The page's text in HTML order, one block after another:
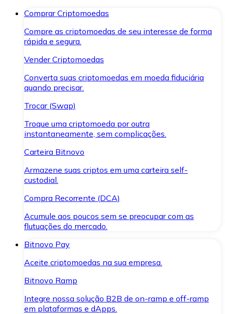
Comprar Criptomoedas
Compre as criptomoedas de seu interesse de forma
rápida e segura.
Vender Criptomoedas
Converta suas criptomoedas em moeda fiduciária
quando precisar.
Trocar (Swap)
Troque uma criptomoeda por outra
instantaneamente, sem complicações.
Carteira Bitnovo
Armazene suas criptos em uma carteira self-
custodial.
Compra Recorrente (DCA)
Acumule aos poucos sem se preocupar com as
flutuações do mercado.
Bitnovo Pay
Aceite criptomoedas na sua empresa.
Bitnovo Ramp
Integre nossa solução B2B de on-ramp e off-ramp
em plataformas e dApps.